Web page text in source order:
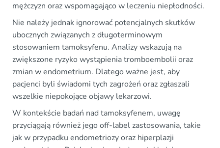
mężczyzn oraz wspomagająco w leczeniu niepłodności.
Nie należy jednak ignorować potencjalnych skutków
ubocznych związanych z długoterminowym
stosowaniem tamoksyfenu. Analizy wskazują na
zwiększone ryzyko wystąpienia tromboembolii oraz
zmian w endometrium. Dlatego ważne jest, aby
pacjenci byli świadomi tych zagrożeń oraz zgłaszali
wszelkie niepokojące objawy lekarzowi.
W kontekście badań nad tamoksyfenem, uwagę
przyciągają również jego off-label zastosowania, takie
jak w przypadku endometriozy oraz hiperplazji